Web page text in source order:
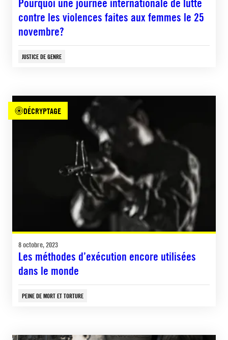
Pourquoi une journée internationale de lutte
contre les violences faites aux femmes le 25
novembre?
JUSTICE DE GENRE
DÉCRYPTAGE
8 octobre, 2023
Les méthodes d’exécution encore utilisées
dans le monde
PEINE DE MORT ET TORTURE